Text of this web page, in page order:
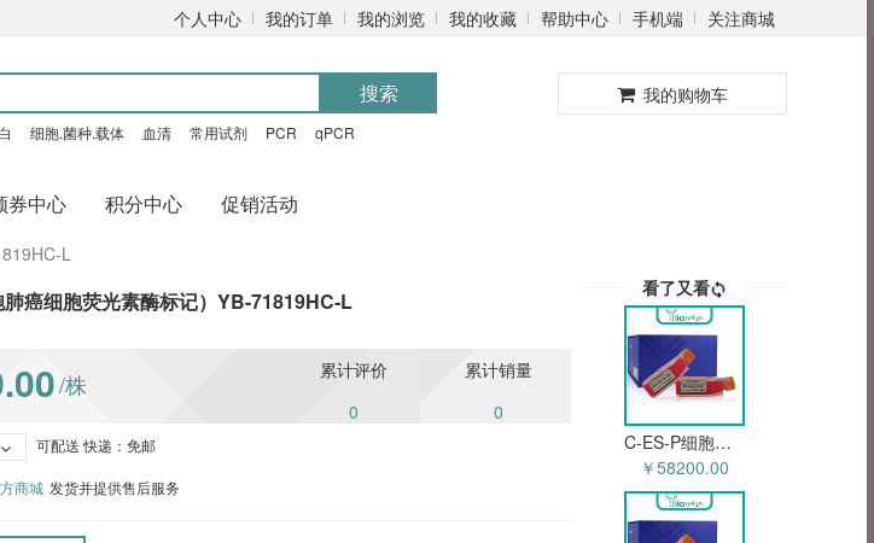
个人中心 我的订单 我的浏览 我的收藏 帮助中心 手机端 关注商城
搜索
细胞.菌种.载体 血清 常用试剂 PCR qPCR
我的购物车
券中心 积分中心 促销活动
L
癌细胞荧光素酶标记）YB-71819HC-L
/株
累计评价
0
累计销量
0
可配送 快递：免邮
商城 发货并提供售后服务
看了又看
C-ES-P细胞（人尤文肉瘤细胞）YB-70730HC
￥58200.00